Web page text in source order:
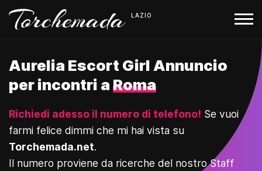
LAZIO
Aurelia Escort Girl Annuncio
per incontri aRoma
Richiedi adesso il numero di telefono! Se vuoi
farmi felice dimmi che mi hai vista su
Torchemada.net.
Il numero proviene da ricerche del nostro Staff